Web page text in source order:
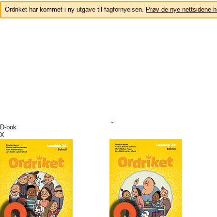
Ordriket har kommet i ny utgave til fagfornyelsen. Prøv de nye nettsidene
D-bok
X